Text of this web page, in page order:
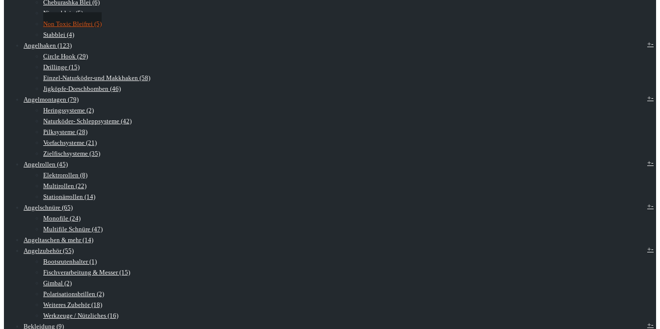
Cheburashka Blei (6)
Nierenbleie (5)
Non Toxic Bleifrei (5)
Stabblei (4)
Angelhaken (123)
+-
Circle Hook (29)
Drillinge (15)
Einzel-Naturköder-und Makkhaken (58)
Jigköpfe-Dorschbomben (46)
Angelmontagen (79)
+-
Heringssysteme (2)
Naturköder- Schleppsysteme (42)
Pilksysteme (28)
Vorfachsysteme (21)
Zielfischsysteme (35)
Angelrollen (45)
+-
Elektrorollen (8)
Multirollen (22)
Stationärrollen (14)
Angelschnüre (65)
+-
Monofile (24)
Multifile Schnüre (47)
Angeltaschen & mehr (14)
Angelzubehör (55)
+-
Bootsrutenhalter (1)
Fischverarbeitung & Messer (15)
Gimbal (2)
Polarisationsbrillen (2)
Weiteres Zubehör (18)
Werkzeuge / Nützliches (16)
Bekleidung (9)
+-